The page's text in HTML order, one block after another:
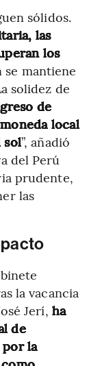
sólidos.
las
los
mantiene
solidez de
de
local
sol”, añadió
del Perú
prudente,
las
la vacancia
Jerí, ha
de
la